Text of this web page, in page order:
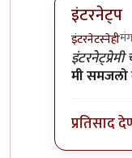
इंटरनेट्प
इंटरनेटस्नेही
In reply
मी समजलो
प्रतिसाद